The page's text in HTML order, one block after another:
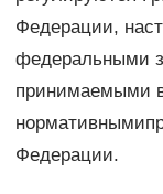
Федерации,
федеральными
принимаемыми
Федерации.